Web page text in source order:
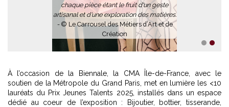
chaque pièce étant le fruit d'un geste
artisanal et d'une exploration des matières.
- © Le Carrousel des Métiers d’Art et de
Création
À l’occasion de la Biennale, la CMA Île-de-France, avec le
soutien de la Métropole du Grand Paris, met en lumière les <10
lauréats du Prix Jeunes Talents 2025, installés dans un espace
dédié au coeur de l’exposition : Bijoutier, bottier, tisserande,